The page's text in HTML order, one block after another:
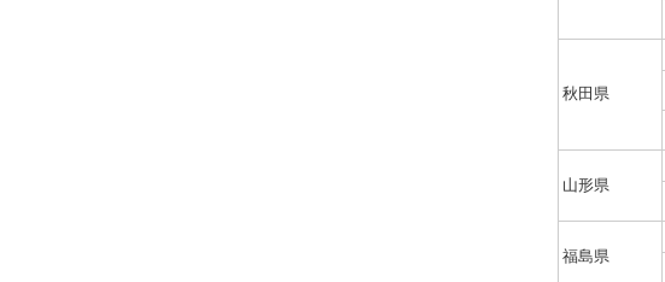
秋田県
山形県
福島県